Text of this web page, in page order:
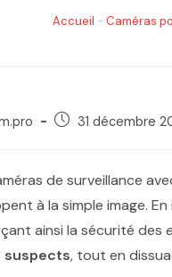
Accueil - Caméras
31 décembre
de surveillance
à la simple image.
ainsi la sécurité des
suspects, tout en